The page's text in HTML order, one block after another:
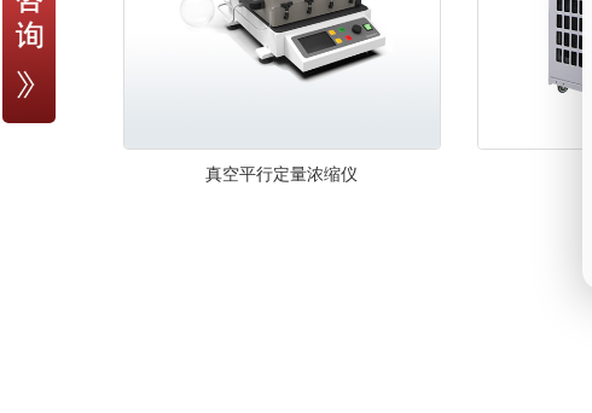
真空平行定量浓缩仪